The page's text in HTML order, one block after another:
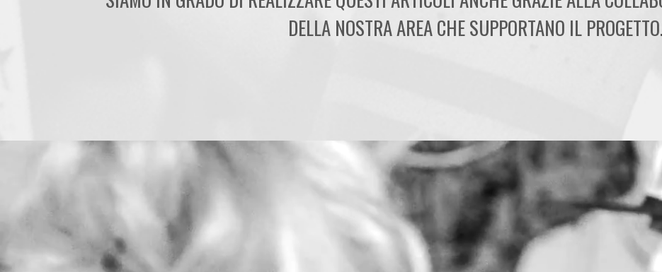
DELLA NOSTRA AREA CHE SUPPORTANO IL PROGETTO.